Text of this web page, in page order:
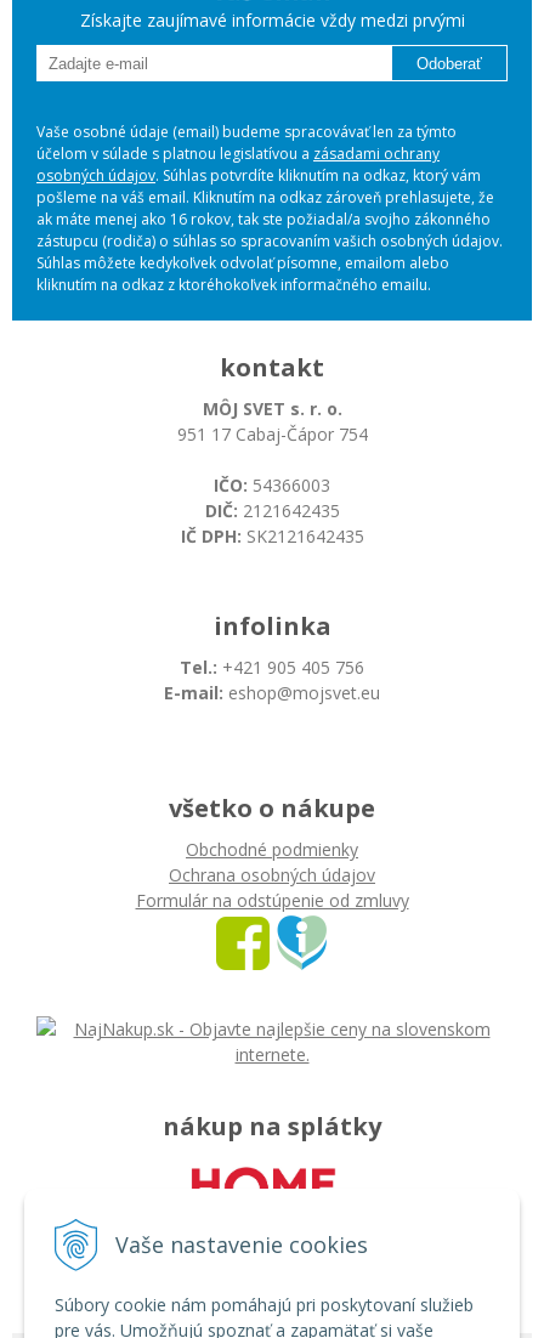
Vaše nastavenie cookies
Súbory cookie nám pomáhajú pri poskytovaní služieb
pre vás. Umožňujú spoznať a zapamätať si vaše
Získajte zaujímavé informácie vždy medzi prvými
Odoberať
Vaše osobné údaje (email) budeme spracovávať len za týmto
účelom v súlade s platnou legislatívou a zásadami ochrany
osobných údajov. Súhlas potvrdíte kliknutím na odkaz, ktorý vám
pošleme na váš email. Kliknutím na odkaz zároveň prehlasujete, že
ak máte menej ako 16 rokov, tak ste požiadal/a svojho zákonného
zástupcu (rodiča) o súhlas so spracovaním vašich osobných údajov.
Súhlas môžete kedykoľvek odvolať písomne, emailom alebo
kliknutím na odkaz z ktoréhokoľvek informačného emailu.
kontakt
MÔJ SVET s. r. o.
951 17 Cabaj-Čápor 754
IČO: 54366003
DIČ: 2121642435
IČ DPH: SK2121642435
infolinka
Tel.: +421 905 405 756
E-mail: eshop@mojsvet.eu
všetko o nákupe
Obchodné podmienky
Ochrana osobných údajov
Formulár na odstúpenie od zmluvy
nákup na splátky